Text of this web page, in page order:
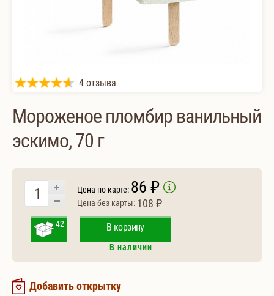
4 отзыва
Мороженое пломбир ванильный
эскимо, 70 г
Цена по карте: 86 ₽
Цена без карты: 108 ₽
42 В корзину
В наличии
Добавить открытку